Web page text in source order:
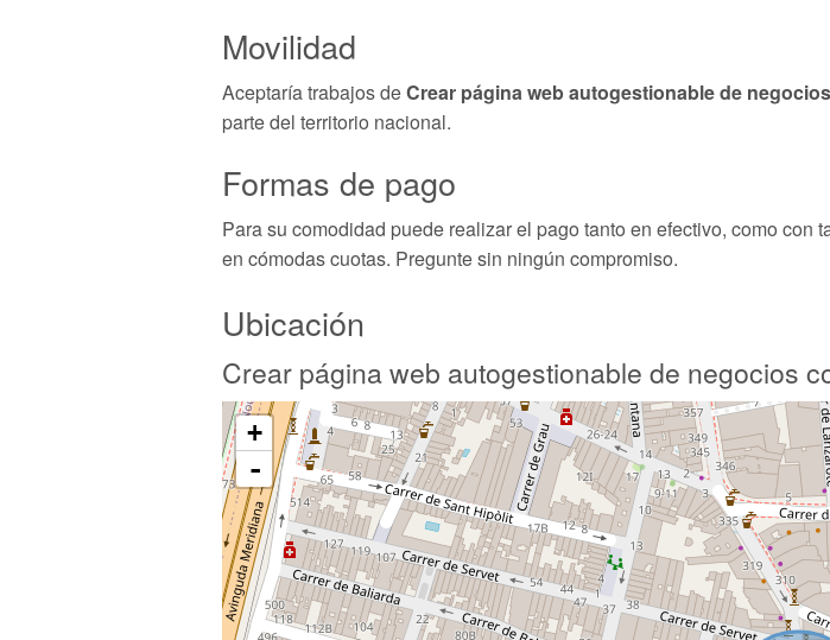
Movilidad
Aceptaría trabajos deCrear página web autogestionable de
parte del territorio nacional.
Formas de pago
Para su comodidad puede realizar el pago tanto en efectivo, como
en cómodas cuotas. Pregunte sin ningún compromiso.
Ubicación
Crear página web autogestionable de negocios
+
-